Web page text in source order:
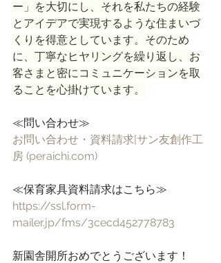
ー」を大切にし、それを私たちの経験
とアイデアで実現するような住まいづ
くりを得意としています。そのため
に、丁寧なヒヤリングを繰り返し、お
客さまと密にコミュニケーションを取
ることを心掛けています。
≪問い合わせ≫
お問い合わせ・資料請求|サン友創作工
房 (peraichi.com)
≪保育家具資料請求はこちら≫
https://ssl.form-
mailer.jp/fms/3cecd452778783
新園舎開所おめでとうございます！